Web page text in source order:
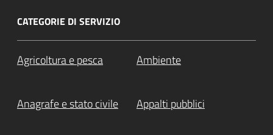
CATEGORIE DI SERVIZIO
Agricoltura e pesca Ambiente
Anagrafe e stato civile Appalti pubblici